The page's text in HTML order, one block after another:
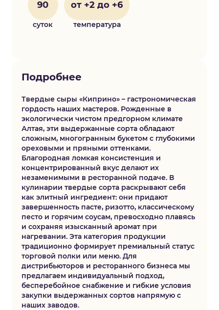
90
суток
от +2 до +6
температура
Подробнее
Твердые сыры «Киприно» – гастрономическая
гордость наших мастеров. Рожденные в
экологически чистом предгорном климате
Алтая, эти выдержанные сорта обладают
сложным, многогранным букетом с глубокими
ореховыми и пряными оттенками.
Благородная ломкая консистенция и
концентрированный вкус делают их
незаменимыми в ресторанной подаче. В
кулинарии твердые сорта раскрывают себя
как элитный ингредиент: они придают
завершенность пасте, ризотто, классическому
песто и горячим соусам, превосходно плавясь
и сохраняя изысканный аромат при
нагревании. Эта категория продукции
традиционно формирует премиальный статус
торговой полки или меню. Для
дистрибьюторов и ресторанного бизнеса мы
предлагаем индивидуальный подход,
бесперебойное снабжение и гибкие условия
закупки выдержанных сортов напрямую с
наших заводов.